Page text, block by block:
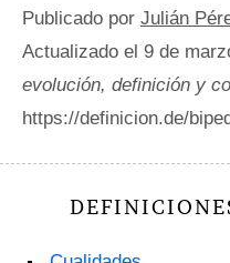
Publicado por Julián
Actualizado el 9 de
evolución, definición y
https://definicion.de/